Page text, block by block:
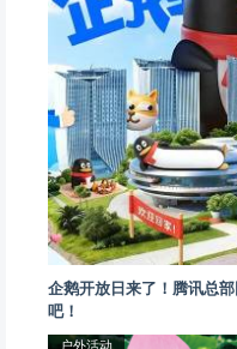
企鹅开放日来了！腾讯总
吧！
户外活动